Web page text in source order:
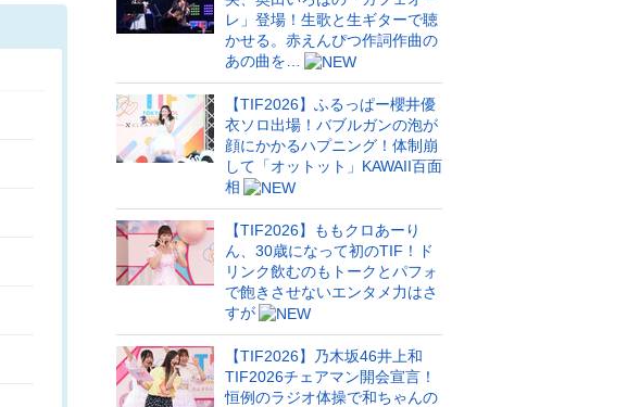
レ」登場！生歌と生ギターで聴
かせる。赤えんぴつ作詞作曲の
あの曲を…
【TIF2026】ふるっぱー櫻井優
衣ソロ出場！バブルガンの泡が
顔にかかるハプニング！体制崩
して「オットット」KAWAII百面
相
【TIF2026】ももクロあーり
ん、30歳になって初のTIF！ド
リンク飲むのもトークとパフォ
で飽きさせないエンタメ力はさ
すが
【TIF2026】乃木坂46井上和
TIF2026チェアマン開会宣言！
恒例のラジオ体操で和ちゃんの